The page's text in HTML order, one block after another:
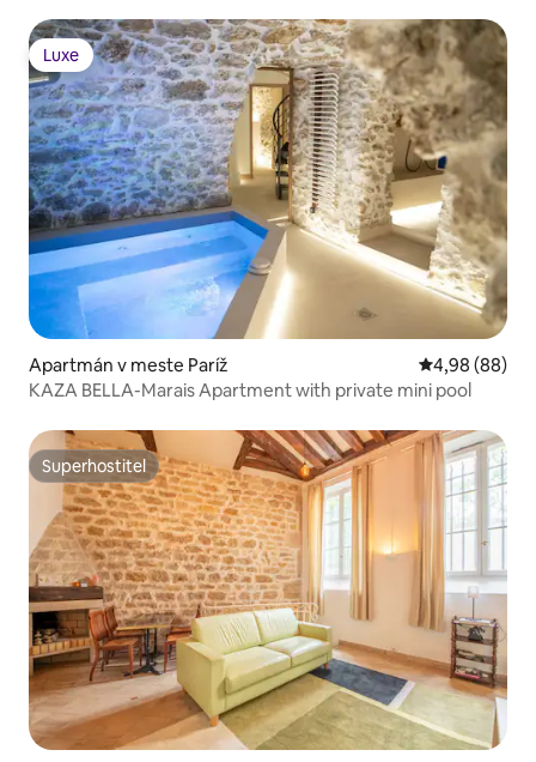
Luxe
Luxe
Apartmán v meste Paríž Priemerné
4,98 (88)
KAZA BELLA-Marais Apartment with private mini pool
Superhostiteľ
Superhostiteľ